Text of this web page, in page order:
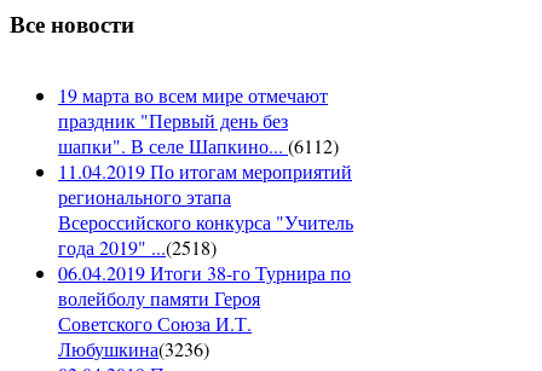
Все новости
19 марта во всем мире отмечают
праздник "Первый день без
шапки". В селе Шапкино... (6112)
11.04.2019 По итогам мероприятий
регионального этапа
Всероссийского конкурса "Учитель
года 2019" ...(2518)
06.04.2019 Итоги 38-го Турнира по
волейболу памяти Героя
Советского Союза И.Т.
Любушкина(3236)